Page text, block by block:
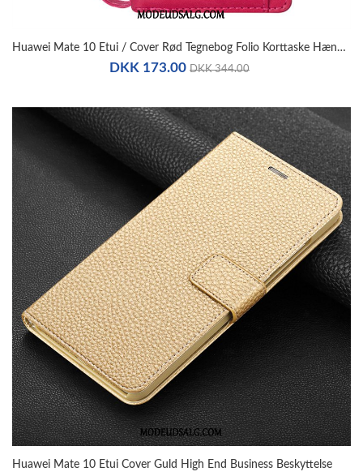
Huawei Mate 10 Etui / Cover Rød Tegnebog Folio Korttaske Hængende Ornamenter
DKK 173.00 DKK 344.00
Huawei Mate 10 Etui Cover Guld High End Business Beskyttelse